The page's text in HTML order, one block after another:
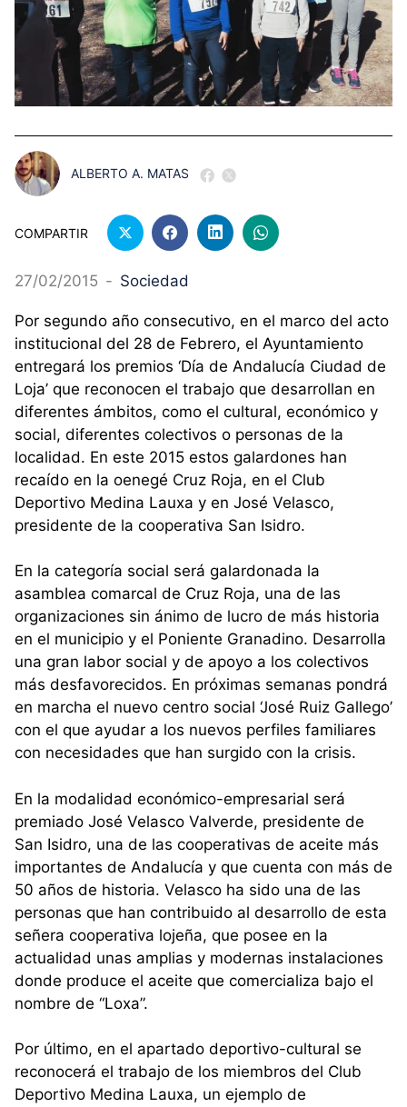
ALBERTO A. MATAS
COMPARTIR
27/02/2015 - Sociedad
Por segundo año consecutivo, en el marco del acto
institucional del 28 de Febrero, el Ayuntamiento
entregará los premios ‘Día de Andalucía Ciudad de
Loja’ que reconocen el trabajo que desarrollan en
diferentes ámbitos, como el cultural, económico y
social, diferentes colectivos o personas de la
localidad. En este 2015 estos galardones han
recaído en la oenegé Cruz Roja, en el Club
Deportivo Medina Lauxa y en José Velasco,
presidente de la cooperativa San Isidro.
En la categoría social será galardonada la
asamblea comarcal de Cruz Roja, una de las
organizaciones sin ánimo de lucro de más historia
en el municipio y el Poniente Granadino. Desarrolla
una gran labor social y de apoyo a los colectivos
más desfavorecidos. En próximas semanas pondrá
en marcha el nuevo centro social ‘José Ruiz Gallego’
con el que ayudar a los nuevos perfiles familiares
con necesidades que han surgido con la crisis.
En la modalidad económico-empresarial será
premiado José Velasco Valverde, presidente de
San Isidro, una de las cooperativas de aceite más
importantes de Andalucía y que cuenta con más de
50 años de historia. Velasco ha sido una de las
personas que han contribuido al desarrollo de esta
señera cooperativa lojeña, que posee en la
actualidad unas amplias y modernas instalaciones
donde produce el aceite que comercializa bajo el
nombre de “Loxa”.
Por último, en el apartado deportivo-cultural se
reconocerá el trabajo de los miembros del Club
Deportivo Medina Lauxa, un ejemplo de